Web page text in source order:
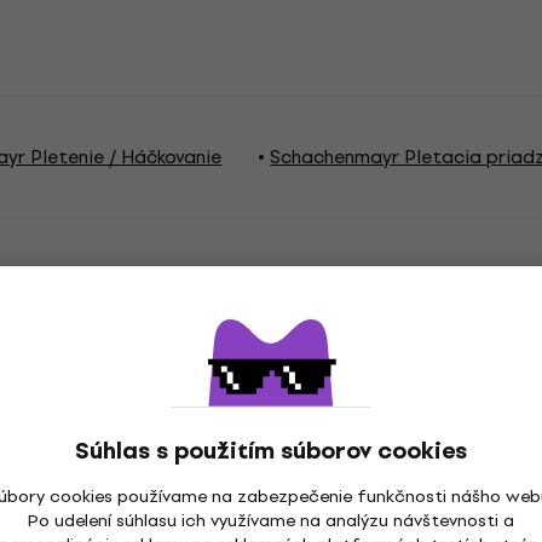
Súhlas s použitím súborov cookies
cookies používame na zabezpečenie funkčnosti nášho
Po udelení súhlasu ich využívame na analýzu návštevnosti a
Pletenie / Háčkovanie Schachenmayr Pletacia
ihlicami